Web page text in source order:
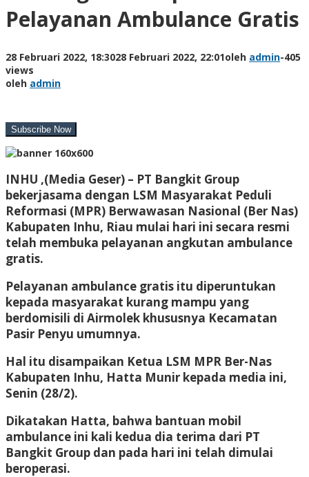
Pelayanan Ambulance Gratis
28 Februari 2022, 18:3028 Februari 2022, 22:01oleh admin-405
views
oleh admin
INHU ,(Media Geser) – PT Bangkit Group
bekerjasama dengan LSM Masyarakat Peduli
Reformasi (MPR) Berwawasan Nasional (Ber Nas)
Kabupaten Inhu, Riau mulai hari ini secara resmi
telah membuka pelayanan angkutan ambulance
gratis.
Pelayanan ambulance gratis itu diperuntukan
kepada masyarakat kurang mampu yang
berdomisili di Airmolek khususnya Kecamatan
Pasir Penyu umumnya.
Hal itu disampaikan Ketua LSM MPR Ber-Nas
Kabupaten Inhu, Hatta Munir kepada media ini,
Senin (28/2).
Dikatakan Hatta, bahwa bantuan mobil
ambulance ini kali kedua dia terima dari PT
Bangkit Group dan pada hari ini telah dimulai
beroperasi.